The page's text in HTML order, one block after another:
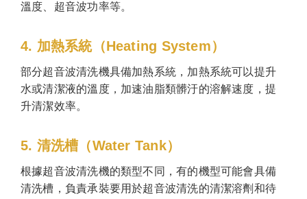
溫度、超音波功率等。
4. 加熱系統（Heating System）
部分超音波清洗機具備加熱系統，加熱系統可以提升
水或清潔液的溫度，加速油脂類髒汙的溶解速度，提
升清潔效率。
5. 清洗槽（Water Tank）
根據超音波清洗機的類型不同，有的機型可能會具備
清洗槽，負責承裝要用於超音波清洗的清潔溶劑和待